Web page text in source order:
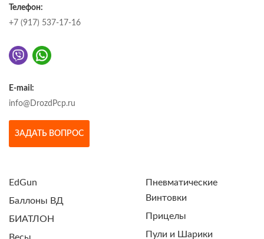
Телефон:
+7 (917) 537-17-16
E-mail:
info@DrozdPcp.ru
ЗАДАТЬ ВОПРОС
EdGun
Баллоны ВД
БИАТЛОН
Пневматические
Винтовки
Прицелы
Пули и Шарики